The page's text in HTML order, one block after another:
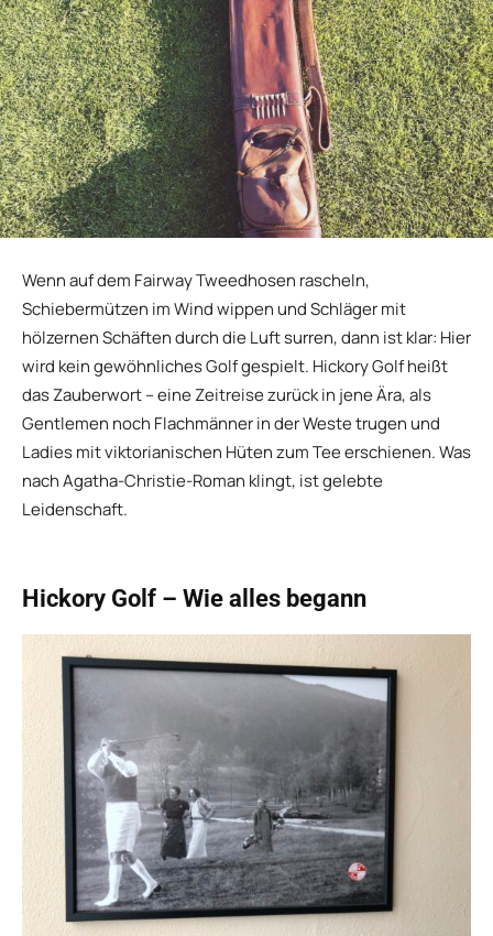
Wenn auf dem Fairway Tweedhosen rascheln,
Schiebermützen im Wind wippen und Schläger mit
hölzernen Schäften durch die Luft surren, dann ist klar: Hier
wird kein gewöhnliches Golf gespielt. Hickory Golf heißt
das Zauberwort – eine Zeitreise zurück in jene Ära, als
Gentlemen noch Flachmänner in der Weste trugen und
Ladies mit viktorianischen Hüten zum Tee erschienen. Was
nach Agatha-Christie-Roman klingt, ist gelebte
Leidenschaft.
Hickory Golf – Wie alles begann